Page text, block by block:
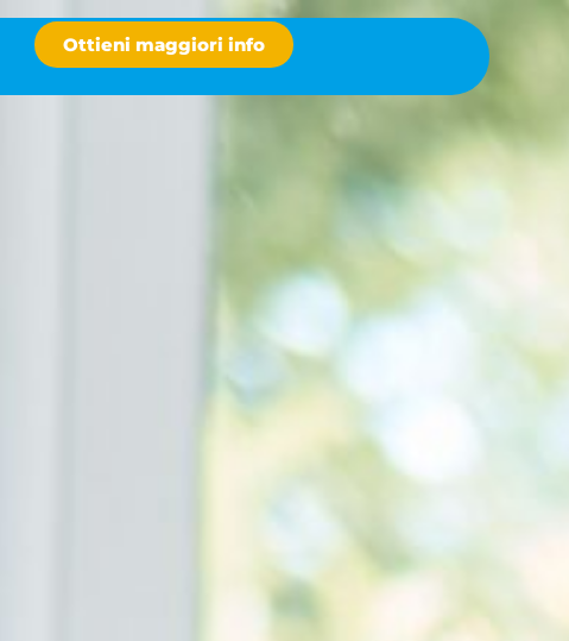
Ottieni maggiori info